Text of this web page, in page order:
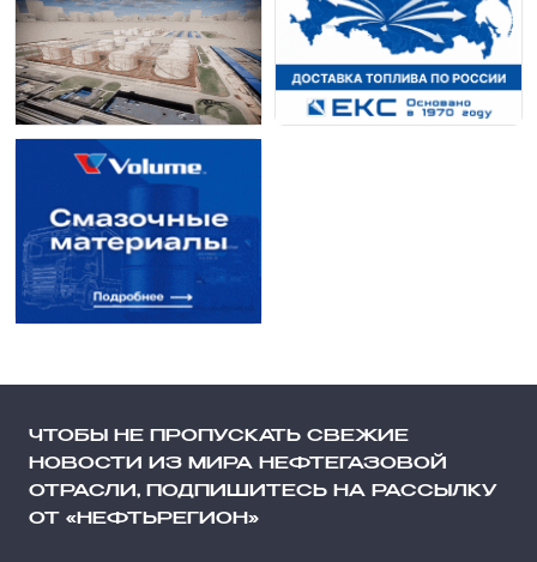
ЧТОБЫ НЕ ПРОПУСКАТЬ СВЕЖИЕ
НОВОСТИ ИЗ МИРА НЕФТЕГАЗОВОЙ
ОТРАСЛИ, ПОДПИШИТЕСЬ НА РАССЫЛКУ
ОТ «НЕФТЬРЕГИОН»